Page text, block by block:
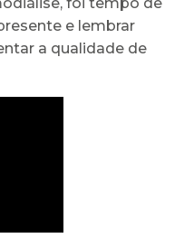
e lembrar
a qualidade de